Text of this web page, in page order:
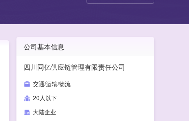
公司基本信息
四川同亿供应链管理有限责任公司
交通/运输/物流
20人以下
大陆企业